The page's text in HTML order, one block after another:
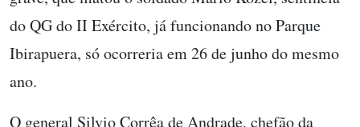
do QG do II Exército, já funcionando no Parque
Ibirapuera, só ocorreria em 26 de junho do mesmo
ano.
O general Silvio Corrêa de Andrade, chefão da